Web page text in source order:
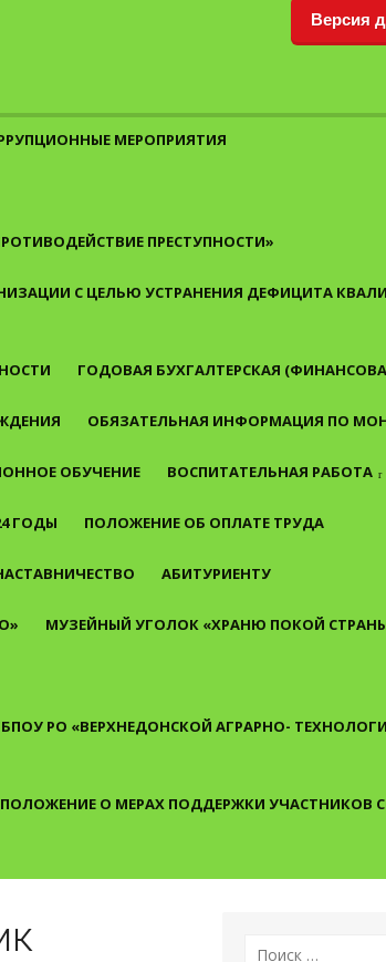
Версия
МЕРОПРИЯТИЯ
ПРЕСТУПНОСТИ»
С ЦЕЛЬЮ УСТРАНЕНИЯ ДЕФИЦИТА
ГОДОВАЯ БУХГАЛТЕРСКАЯ
ОБЯЗАТЕЛЬНАЯ ИНФОРМАЦИЯ ПО
ОБУЧЕНИЕ ВОСПИТАТЕЛЬНАЯ РАБОТА
ГОДЫ ПОЛОЖЕНИЕ ОБ ОПЛАТЕ ТРУДА
АБИТУРИЕНТУ
МУЗЕЙНЫЙ УГОЛОК «ХРАНЮ ПОКОЙ
РО «ВЕРХНЕДОНСКОЙ АГРАРНО-
ПОЛОЖЕНИЕ О МЕРАХ ПОДДЕРЖКИ УЧАСТНИКОВ